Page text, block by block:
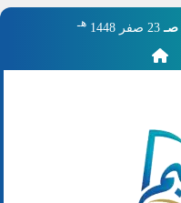
23 صفر 1448 هـ